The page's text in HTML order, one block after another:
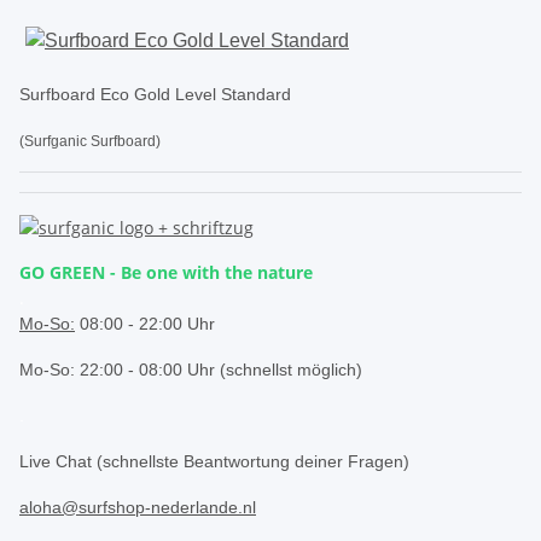
Surfboard Eco Gold Level Standard
(Surfganic Surfboard)
GO GREEN - Be one with the nature
Mo-So: 08:00 - 22:00 Uhr
Mo-So: 22:00 - 08:00 Uhr (schnellst möglich)
Live Chat (schnellste Beantwortung deiner Fragen)
aloha@surfshop-nederlande.nl